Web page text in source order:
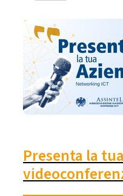
Presenta la